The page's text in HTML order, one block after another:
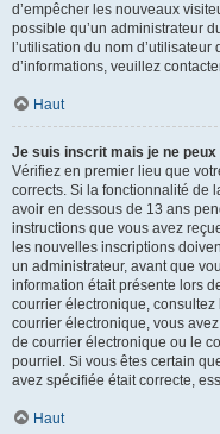
d’empêcher les nouveaux
possible qu’un administrateur
l’utilisation du nom
d’informations, veuillez
Haut
Je suis inscrit mais je ne
Vérifiez en premier lieu que
corrects. Si la fonctionnalité de
avoir en dessous de 13 ans
instructions que vous avez
les nouvelles inscriptions
un administrateur, avant que
information était présente lors
courrier électronique,
courrier électronique, vous
de courrier électronique ou le
pourriel. Si vous êtes certain
avez spécifiée était correcte,
Haut